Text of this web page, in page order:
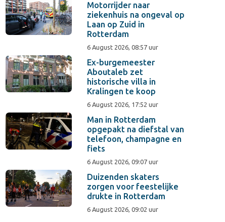
Motorrijder naar
ziekenhuis na ongeval op
Laan op Zuid in
Rotterdam
6 August 2026, 08:57 uur
Ex-burgemeester
Aboutaleb zet
historische villa in
Kralingen te koop
6 August 2026, 17:52 uur
Man in Rotterdam
opgepakt na diefstal van
telefoon, champagne en
fiets
6 August 2026, 09:07 uur
Duizenden skaters
zorgen voor feestelijke
drukte in Rotterdam
6 August 2026, 09:02 uur